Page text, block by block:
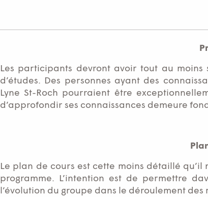
Les participants devront avoir tout au
d’études. Des personnes ayant des
Lyne St-Roch pourraient être
d’approfondir ses connaissances demeure
Le plan de cours est cette moins détaillé
programme. L’intention est de permettre
l’évolution du groupe dans le déroulement des